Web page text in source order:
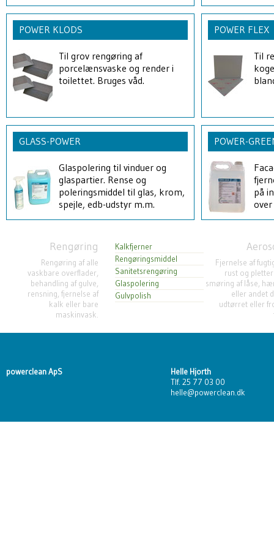
POWER KLODS
Til grov rengøring af
porcelænsvaske og render i
toilettet. Bruges våd.
POWER FLEX
Til
GLASS-POWER
Glaspolering til vinduer og
glaspartier. Rense og
poleringsmiddel til glas, krom,
spejle, edb-udstyr m.m.
POWER-
på
Rengøring
Rengøring af alle
vaskbare overflader,
behandling af gulve,
rensning, fjernelse af
kalk eller bare
maskinvask.
Kalkfjerner
Rengøringsmiddel
Sanitetsrengøring
Glaspolering
Gulvpolish
Fjernelse af
rust og
smøring af låse,
eller andet
udtørret eller
powerclean ApS
Helle Hjorth
Tlf. 25 77 03 00
helle@powerclean.dk